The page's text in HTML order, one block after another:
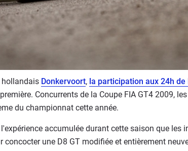
hollandais Donkervoort, la participation aux 24h de
Concurrents de la Coupe FIA GT4 2009,
du championnat cette année.
accumulée durant cette saison que les
concocter une D8 GT modifiée et entièrement